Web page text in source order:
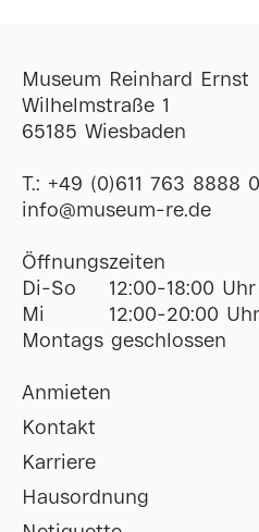
Museum Reinhard Ernst
Wilhelmstraße 1
65185 Wiesbaden
T.: +49 (0)611 763 8888 0
ofni@museum-re de
Öffnungszeiten
Di-So
12:00-18:00 Uhr
Mi
12:00-20:00 Uhr
Montags geschlossen
Anmieten
Kontakt
Karriere
Hausordnung